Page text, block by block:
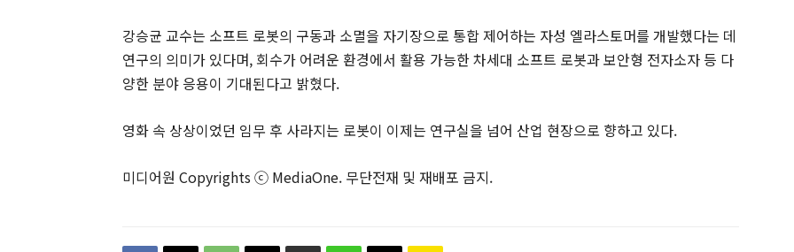
강승균 교수는 소프트 로봇의 구동과 소멸을 자기장으로 통합 제어하는 자성 엘라스토머를 개발했다는 데
연구의 의미가 있다며, 회수가 어려운 환경에서 활용 가능한 차세대 소프트 로봇과 보안형 전자소자 등 다
양한 분야 응용이 기대된다고 밝혔다.
영화 속 상상이었던 임무 후 사라지는 로봇이 이제는 연구실을 넘어 산업 현장으로 향하고 있다.
미디어원 Copyrights ⓒ MediaOne. 무단전재 및 재배포 금지.